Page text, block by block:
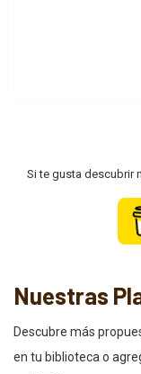
Si te gusta descubrir
Nuestras
Descubre más
en tu biblioteca o